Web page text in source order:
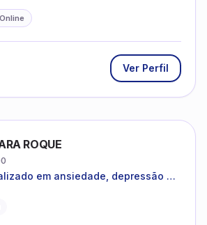
Online
Ver Perfil
ROQUE
em ansiedade, depressão e